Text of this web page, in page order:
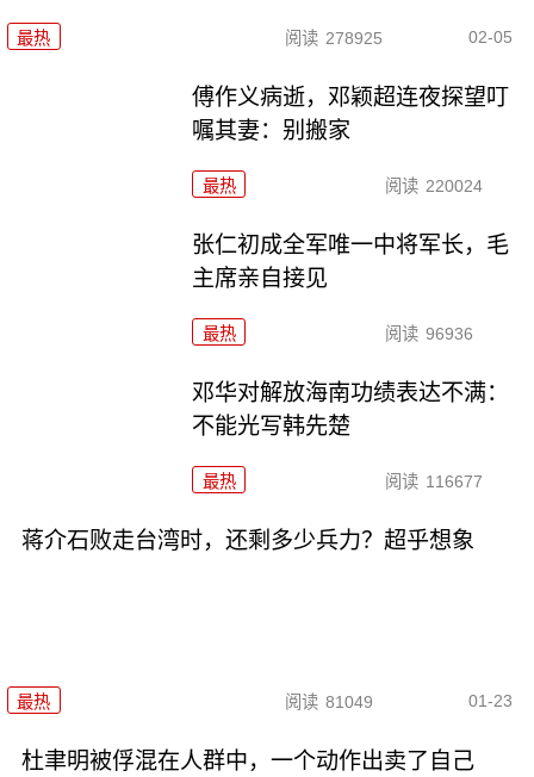
最热 阅读 278925 02-05
傅作义病逝，邓颖超连夜探望叮
嘱其妻：别搬家
最热 阅读 220024
张仁初成全军唯一中将军长，毛
主席亲自接见
最热 阅读 96936
邓华对解放海南功绩表达不满：
不能光写韩先楚
最热 阅读 116677
蒋介石败走台湾时，还剩多少兵力？超乎想象
最热 阅读 81049 01-23
杜聿明被俘混在人群中，一个动作出卖了自己